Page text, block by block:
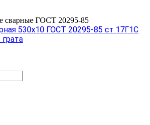
сварные ГОСТ 20295-85
530х10 ГОСТ 20295-85 ст 17Г1С